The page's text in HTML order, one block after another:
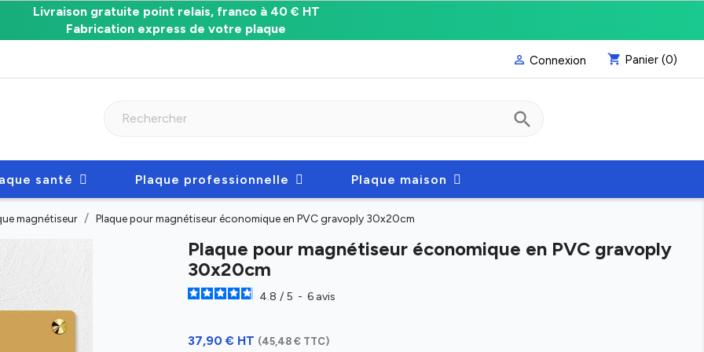
Livraison gratuite point relais, franco à 40 € HT
Fabrication express de votre plaque
 Connexion shopping_cart Panier (0)
search
santé Plaque professionnelle Plaque maison
magnétiseur Plaque pour magnétiseur économique en PVC gravoply 30x20cm
Plaque pour magnétiseur économique en PVC gravoply
30x20cm
4.8 / 5 - 6 avis
37,90 € HT (45,48 € TTC)